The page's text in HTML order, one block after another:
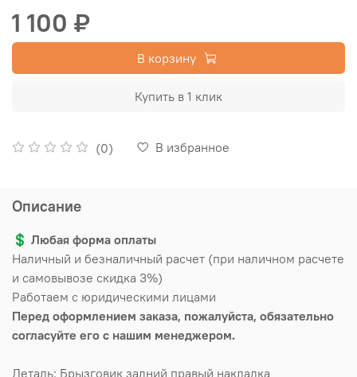
(0) В избранное
1 100 ₽
В корзину
Купить в 1 клик
Описание
💲 Любая форма оплаты
Наличный и безналичный расчет (при наличном расчете
и самовывозе скидка 3%)
Работаем с юридическими лицами
Перед оформлением заказа, пожалуйста, обязательно
согласуйте его с нашим менеджером.
Деталь: Брызговик задний правый накладка